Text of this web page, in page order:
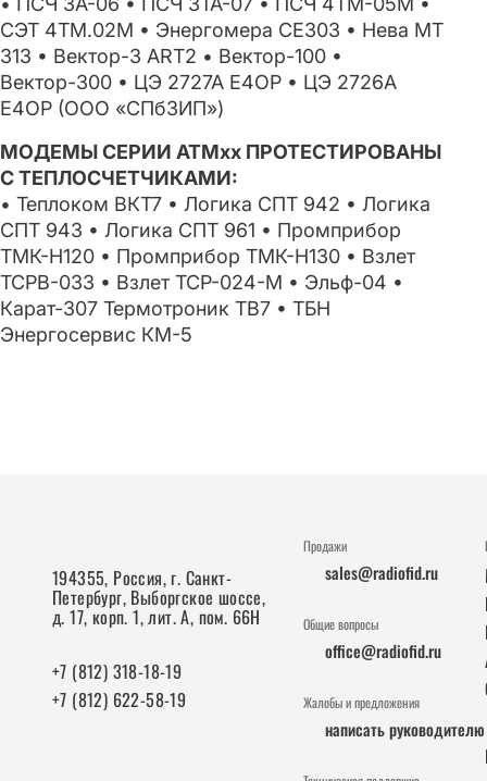
СЭТ 4ТМ.02М • Энергомера СЕ303 • Нева МТ
313 • Вектор-3 АRT2 • Вектор-100 •
Вектор-300 • ЦЭ 2727А Е4ОР • ЦЭ 2726А
Е4ОР (ООО «СПбЗИП»)
МОДЕМЫ СЕРИИ АТМxx ПРОТЕСТИРОВАНЫ
С ТЕПЛОСЧЕТЧИКАМИ:
• Теплоком ВКТ7 • Логика СПТ 942 • Логика
СПТ 943 • Логика СПТ 961 • Промприбор
ТМК-Н120 • Промприбор ТМК-Н130 • Взлет
ТСРВ-033 • Взлет ТСР-024-М • Эльф-04 •
Карат-307 Термотроник ТВ7 • ТБН
Энергосервис КМ-5
194355, Россия, г. Санкт-
Петербург, Выборгское шоссе,
д. 17, корп. 1, лит. А, пом. 66Н
+7 (812) 318-18-19
+7 (812) 622-58-19
Продажи
sales@radiofid.ru
Общие вопросы
office@radiofid.ru
Жалобы и предложения
написать руководителю